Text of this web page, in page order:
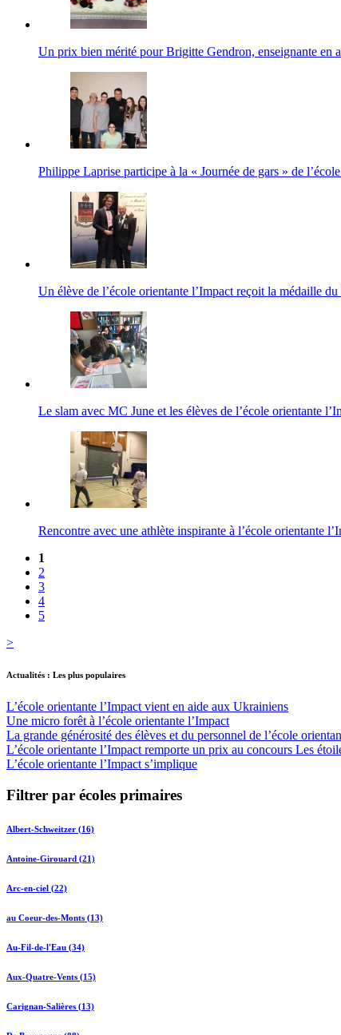
Un prix bien mérité pour Brigitte Gendron, enseignante en
Philippe Laprise participe à la « Journée de gars » de
Un élève de l’école orientante l’Impact reçoit la médaille
Le slam avec MC June et les élèves de l’école orientante
Rencontre avec une athlète inspirante à l’école orientante
1
2
3
4
5
>
Actualités : Les plus populaires
L’école orientante l’Impact vient en aide aux Ukrainiens
Une micro forêt à l’école orientante l’Impact
La grande générosité des élèves et du personnel de l’école
L’école orientante l’Impact remporte un prix au concours Les
L’école orientante l’Impact s’implique
Filtrer par écoles primaires
Albert-Schweitzer (16)
Antoine-Girouard (21)
Arc-en-ciel (22)
au Coeur-des-Monts (13)
Au-Fil-de-l'Eau (34)
Aux-Quatre-Vents (15)
Carignan-Salières (13)